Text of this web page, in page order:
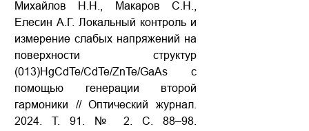
Михайлов Н.Н., Макаров С.Н.,
Елесин А.Г. Локальный контроль и
измерение слабых напряжений на
поверхности структур
(013)HgCdTe/CdTe/ZnTe/GaAs с
помощью генерации второй
гармоники // Оптический журнал.
2024.Т. 91. № 2. С . 88–98.